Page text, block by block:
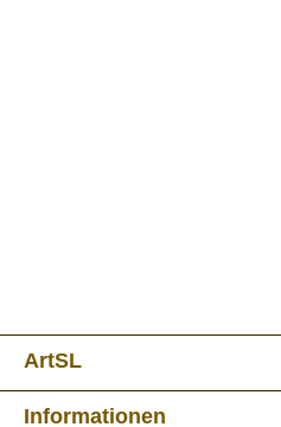
ArtSL
Informationen